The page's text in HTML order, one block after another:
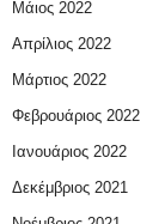
Μάιος 2022
Απρίλιος 2022
Μάρτιος 2022
Φεβρουάριος 2022
Ιανουάριος 2022
Δεκέμβριος 2021